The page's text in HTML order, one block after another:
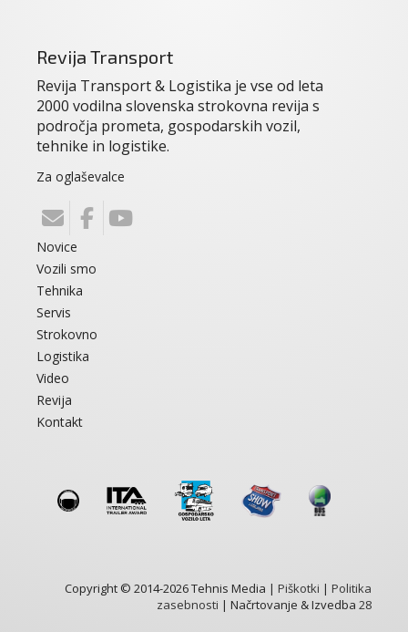
Revija Transport
Revija Transport & Logistika je vse od leta
2000 vodilna slovenska strokovna revija s
področja prometa, gospodarskih vozil,
tehnike in logistike.
Za oglaševalce
Novice
Vozili smo
Tehnika
Servis
Strokovno
Logistika
Video
Revija
Kontakt
Copyright © 2014-2026 Tehnis Media | Piškotki | Politika
zasebnosti | Načrtovanje & Izvedba 28